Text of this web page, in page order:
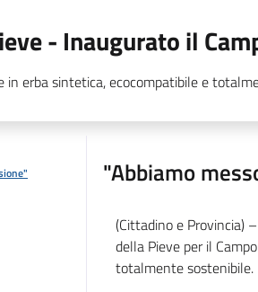
- Inaugurato il
in erba sintetica, ecocompatibile e
"Abbiamo
(Cittadino e Provincia)
della Pieve per il
totalmente sostenibile.